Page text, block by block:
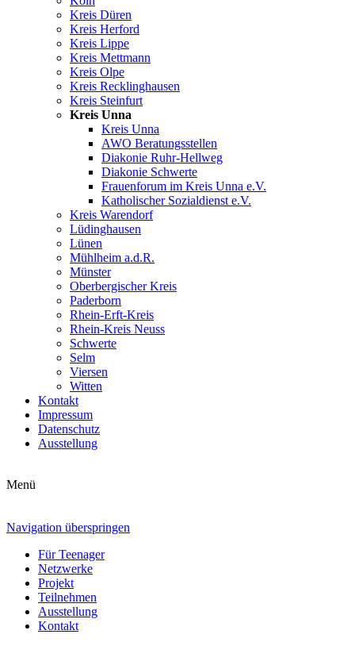
Kreis Düren
Kreis Herford
Kreis Lippe
Kreis Mettmann
Kreis Olpe
Kreis Recklinghausen
Kreis Steinfurt
Kreis Unna
Kreis Unna
AWO Beratungsstellen
Diakonie Ruhr-Hellweg
Diakonie Schwerte
Frauenforum im Kreis Unna e.V.
Katholischer Sozialdienst e.V.
Kreis Warendorf
Lüdinghausen
Lünen
Mühlheim a.d.R.
Münster
Oberbergischer Kreis
Paderborn
Rhein-Erft-Kreis
Rhein-Kreis Neuss
Schwerte
Selm
Viersen
Witten
Kontakt
Impressum
Datenschutz
Ausstellung
Menü
Navigation überspringen
Für Teenager
Netzwerke
Projekt
Teilnehmen
Ausstellung
Kontakt